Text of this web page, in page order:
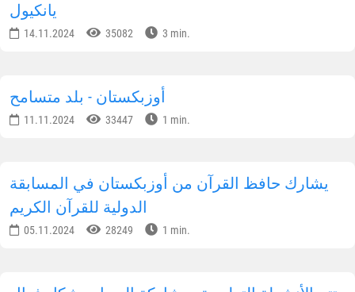
يانكيول
14.11.2024 35082 3 min.
أوزبكستان - بلد متسامح
11.11.2024 33447 1 min.
يشارك حافظ القرآن من أوزبكستان في المسابقة
الدولية للقرآن الكريم
05.11.2024 28249 1 min.